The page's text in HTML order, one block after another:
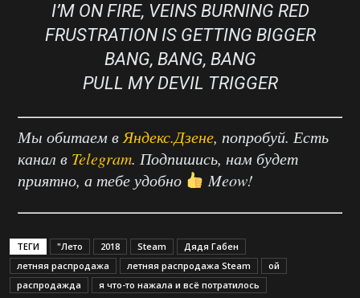
I’M ON FIRE, VEINS BURNING RED
FRUSTRATION IS GETTING BIGGER
BANG, BANG, BANG
PULL MY DEVIL TRIGGER
Мы обитаем вЯндекс.Дзене, попробуй. Есть
канал в Telegram. Подпишись, нам будет
приятно, а тебе удобно
Meow!
ТЕГИ "Лето 2018 Steam
Дядя Габен
летняя распродажа
летняя распродажа Steam
ой
распродажда
я что-то нажала и всё потратилось